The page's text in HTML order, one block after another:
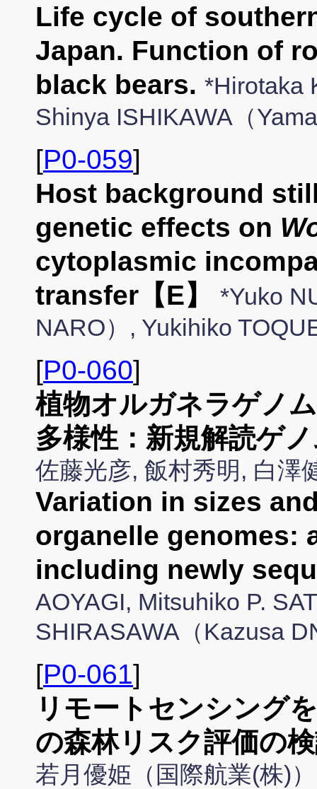
Life cycle of
Japan. Function of
black bears. *Hirotaka
Shinya ISHIKAWA（
[P0-059]
Host background
genetic effects on
cytoplasmic
transfer【E】
*Yuko
NARO）, Yukihiko
[P0-060]
植物オルガネラゲノ
多様性：新規解読ゲ
佐藤光彦, 飯村秀明, 白澤
Variation in sizes
organelle genomes:
including newly
AOYAGI, Mitsuhiko P.
SHIRASAWA（Kazusa
[P0-061]
リモートセンシング
の森林リスク評価の
若月優姫（国際航業(株)